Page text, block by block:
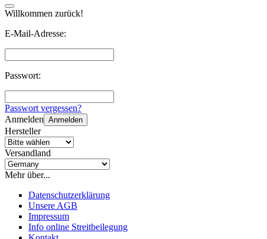
Willkommen zurück!
E-Mail-Adresse:
Passwort:
Passwort vergessen?
Anmelden Anmelden
Hersteller
Versandland
Mehr über...
Datenschutzerklärung
Unsere AGB
Impressum
Info online Streitbeilegung